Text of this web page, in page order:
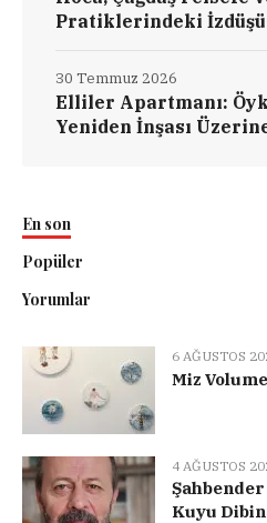
Pratiklerindeki
Elliler Apartmanı:
Yeniden İnşası
30 Temmuz 2026
En son
Popüler
Yorumlar
6 AĞUSTOS
Miz
4 AĞUSTOS
Kuyu